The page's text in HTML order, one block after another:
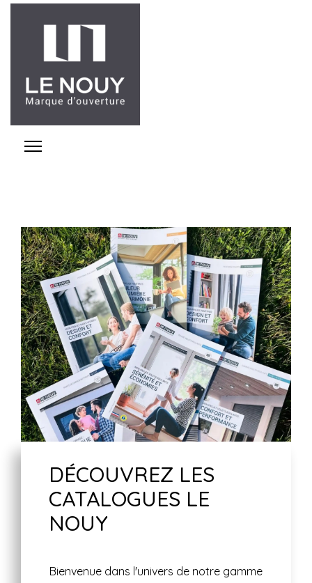
DÉCOUVREZ LES
CATALOGUES LE
NOUY
Bienvenue dans l'univers de notre gamme